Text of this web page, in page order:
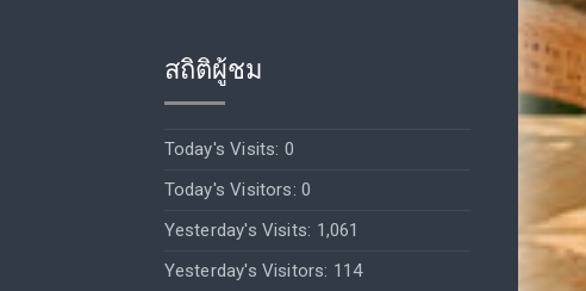
สถิติผู้ชม
Today's Visits: 0
Today's Visitors:0
Yesterday's Visits: 1,061
Yesterday's Visitors: 114